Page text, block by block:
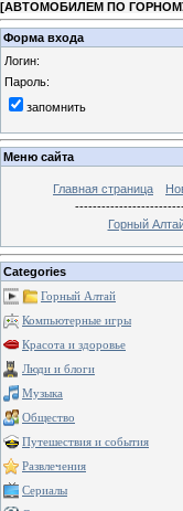
[АВТОМОБИЛЕМ ПО
Форма входа
Логин:
Пароль:
запомнить
Меню сайта
Главная страница
Горный
Categories
Горный Алтай
Компьютерные игры
Красота и здоровье
Люди и блоги
Музыка
Общество
Путешествия и события
Развлечения
Сериалы